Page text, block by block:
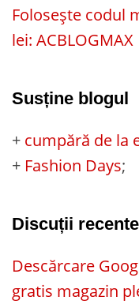
Folosește codul
lei: ACBLOGMAX
Susține blogul
+ cumpără de la
+ Fashion Days;
Discuții recente
Descărcare
gratis magazin